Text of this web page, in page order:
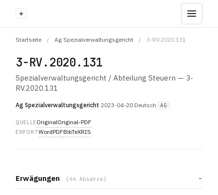
+
Startseite / Ag Spezialverwaltungsgericht / 3-RV.2020.131
3-RV.2020.131
Spezialverwaltungsgericht / Abteilung Steuern — 3-
RV.2020.131
Ag Spezialverwaltungsgericht·2023-04-20·Deutsch AG
QUELLEOriginalOriginal-PDF
EXPORTWordPDFBibTeXRIS
Erwägungen (44 Absätze)